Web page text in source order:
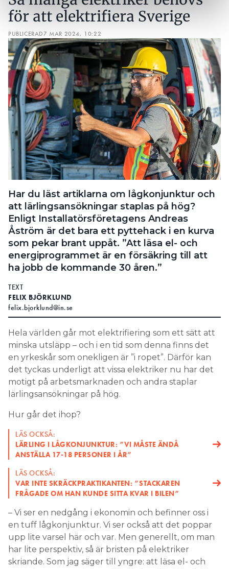
för att elektrifiera Sverige
PUBLICERAD7 MAR 2024, 10:22
Har du läst artiklarna om lågkonjunktur och
att lärlingsansökningar staplas på hög?
Enligt Installatörsföretagens Andreas
Åström är det bara ett pyttehack i en kurva
som pekar brant uppåt. ”Att läsa el- och
energiprogrammet är en försäkring till att
ha jobb de kommande 30 åren.”
TEXT
FELIX BJÖRKLUND
felix.bjorklund@in.se
Hela världen går mot elektrifiering som ett sätt att
minska utsläpp – och i en tid som denna finns det
en yrkeskår som onekligen är ”i ropet”. Därför kan
det tyckas underligt att vissa elektriker nu har det
motigt på arbetsmarknaden och andra staplar
lärlingsansökningar på hög.
Hur går det ihop?
LÄS OCKSÅ:
LÄRLING I LÅGKONJUNKTUR: ”VI MÅSTE ÄNDÅ
ANSTÄLLA 17-18 PERSONER I ÅR”
LÄS OCKSÅ:
VAR INTE SKRÄCKPRAKTIKANTEN: ”STACKAREN
FRÅGADE OM HAN KUNDE SITTA KVAR I BILEN”
– Vi ser en nedgång i ekonomin och befinner oss i
en tuff lågkonjunktur. Vi ser också att det poppar
upp lite varsel här och var. Men generellt, om man
har lite perspektiv, så är bristen på elektriker
skriande. Som jag säger till yngre: att läsa el- och